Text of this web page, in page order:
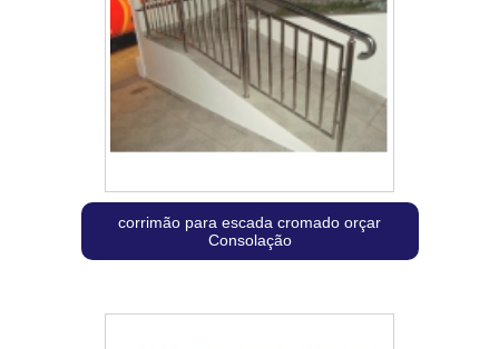
corrimão para escada cromado orçar
Consolação